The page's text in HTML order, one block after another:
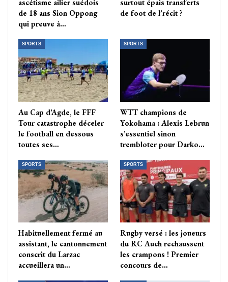
ascétisme ailier suédois
de 18 ans Sion Oppong
qui preuve à…
surtout épais transferts
de foot de l’récit ?
SPORTS
Au Cap d’Agde, le FFF
Tour catastrophe déceler
le football en dessous
toutes ses…
SPORTS
WTT champions de
Yokohama : Alexis Lebrun
s’essentiel sinon
trembloter pour Darko…
SPORTS
Habituellement fermé au
assistant, le cantonnement
conscrit du Larzac
accueillera un…
SPORTS
Rugby versé : les joueurs
du RC Auch rechaussent
les crampons ! Premier
concours de…